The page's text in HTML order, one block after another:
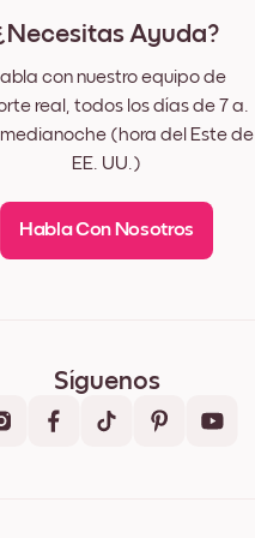
Ayuda?
con nuestro equipo de
real, todos los días de 7 a.
(hora del Este de
EE. UU.)
Habla Con Nosotros
Síguenos